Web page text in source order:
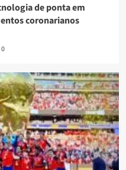
de ponta em
coronarianos
0